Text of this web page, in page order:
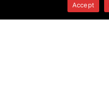
Sākumlapa
Accept